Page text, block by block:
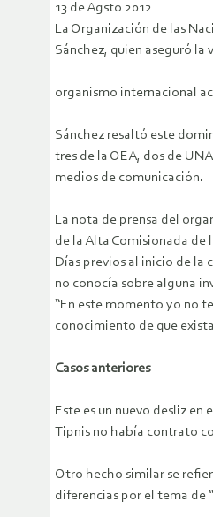
13 de Agsto 2012
La Organización de las
Sánchez, quien aseguró la
organismo internacional
Sánchez resaltó este
tres de la OEA, dos de
medios de comunicación.
La nota de prensa del
de la Alta Comisionada de
Días previos al inicio de la
no conocía sobre alguna
“En este momento yo no
conocimiento de que
Casos anteriores
Este es un nuevo desliz
Tipnis no había contrato
Otro hecho similar se
diferencias por el tema de